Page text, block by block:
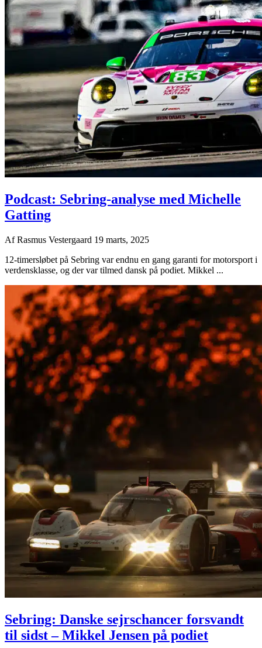
Podcast: Sebring-analyse med Michelle
Gatting
AfRasmus Vestergaard 19 marts, 2025
12-timersløbet på Sebring var endnu en gang garanti for motorsport i
verdensklasse, og der var tilmed dansk på podiet. Mikkel ...
Sebring: Danske sejrschancer forsvandt
til sidst – Mikkel Jensen på podiet